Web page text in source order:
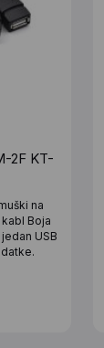
2F KT-
na
Boja
USB